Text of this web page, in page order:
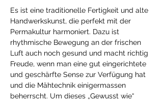
Es ist eine traditionelle Fertigkeit und alte
Handwerkskunst, die perfekt mit der
Permakultur harmoniert. Dazu ist
rhythmische Bewegung an der frischen
Luft auch noch gesund und macht richtig
Freude, wenn man eine gut eingerichtete
und geschärfte Sense zur Verfügung hat
und die Mähtechnik einigermassen
beherrscht. Um dieses „Gewusst wie“